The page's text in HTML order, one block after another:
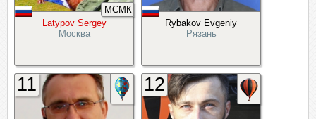
Latypov Sergey
Москва
МСМК
Rybakov Evgeniy
Рязань
11 12